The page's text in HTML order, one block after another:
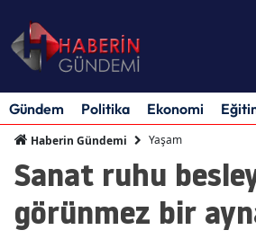
Gündem Politika Ekonomi
Haberin Gündemi Yaşam
Sanat ruhu
görünmez bir